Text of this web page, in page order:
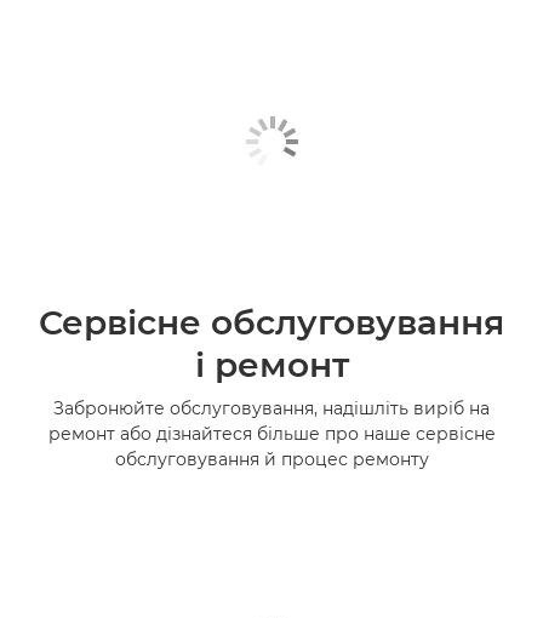
Сервісне обслуговування
і ремонт
Забронюйте обслуговування, надішліть виріб на
ремонт або дізнайтеся більше про наше сервісне
обслуговування й процес ремонту